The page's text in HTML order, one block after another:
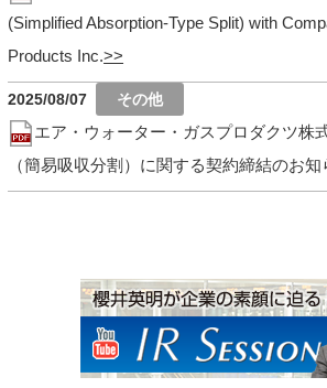
(Simplified Absorption-Type Split) with
Products Inc.
2025/08/07
エア・ウォーター・ガスプロダクツ株
（簡易吸収分割）に関する契約締結のお知